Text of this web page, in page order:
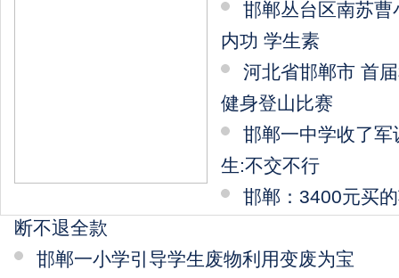
邯郸丛台区南苏
内功 学生素
河北省邯郸市 首
健身登山比赛
邯郸一中学收了
生:不交不行
邯郸：3400元买
断不退全款
邯郸一小学引导学生废物利用变废为宝